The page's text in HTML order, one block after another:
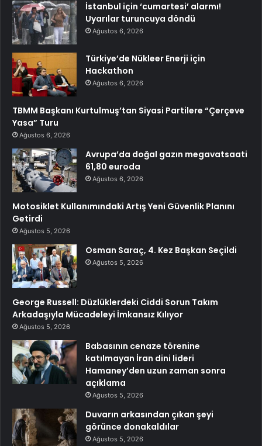
İstanbul için ‘cumartesi’ alarmı!
Uyarılar turuncuya döndü
Ağustos 6, 2026
Türkiye’de Nükleer Enerji için
Hackathon
Ağustos 6, 2026
TBMM Başkanı Kurtulmuş’tan Siyasi Partilere “Çerçeve
Yasa” Turu
Ağustos 6, 2026
Avrupa’da doğal gazın megavatsaati
61,80 euroda
Ağustos 6, 2026
Motosiklet Kullanımındaki Artış Yeni Güvenlik Planını
Getirdi
Ağustos 5, 2026
Osman Saraç, 4. Kez Başkan Seçildi
Ağustos 5, 2026
George Russell: Düzlüklerdeki Ciddi Sorun Takım
Arkadaşıyla Mücadeleyi İmkansız Kılıyor
Ağustos 5, 2026
Babasının cenaze törenine
katılmayan İran dini lideri
Hamaney’den uzun zaman sonra
açıklama
Ağustos 5, 2026
Duvarın arkasından çıkan şeyi
görünce donakaldılar
Ağustos 5, 2026